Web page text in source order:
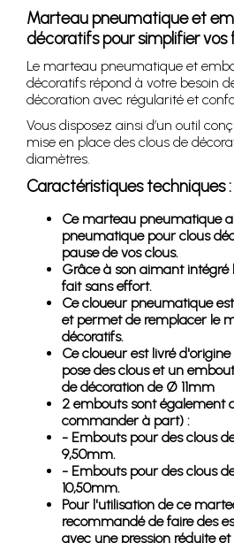
Marteau pneumatique et
décoratifs pour simplifier vos
Le marteau pneumatique et
décoratifs répond à votre besoin
décoration avec régularité et
Vous disposez ainsi d’un outil
mise en place des clous de
diamètres.
Caractéristiques techniques :
Ce marteau pneumatique
pneumatique pour clous
pause de vos clous.
Grâce à son aimant intégré
fait sans effort.
Ce cloueur pneumatique
et permet de remplacer le
décoratifs.
Ce cloueur est livré
pose des clous et un
de décoration de Ø 11mm
2 embouts sont également
commander à part) :
- Embouts pour des clous
9,50mm.
- Embouts pour des clous
10,50mm.
Pour l'utilisation de ce
recommandé de faire des
avec une pression réduite